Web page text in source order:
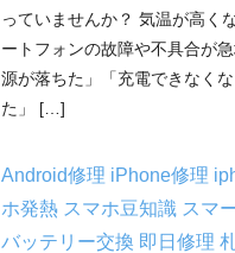
っていませんか？ 気温が高く
ートフォンの故障や不具合が
源が落ちた」「充電できなく
た」 […]
Android修理 iPhone修理
ホ発熱 スマホ豆知識 スマ
バッテリー交換 即日修理